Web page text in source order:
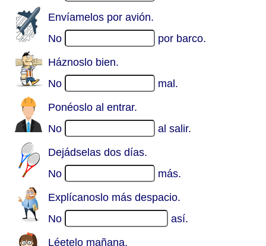
Envíamelos por avión.
No
por barco.
Háznoslo bien.
No
mal.
Ponéoslo al entrar.
No
al salir.
Dejádselas dos días.
No
más.
Explícanoslo más despacio.
No
así.
Léetelo mañana.